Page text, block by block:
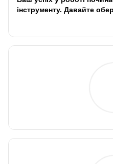
інструменту. Давайте